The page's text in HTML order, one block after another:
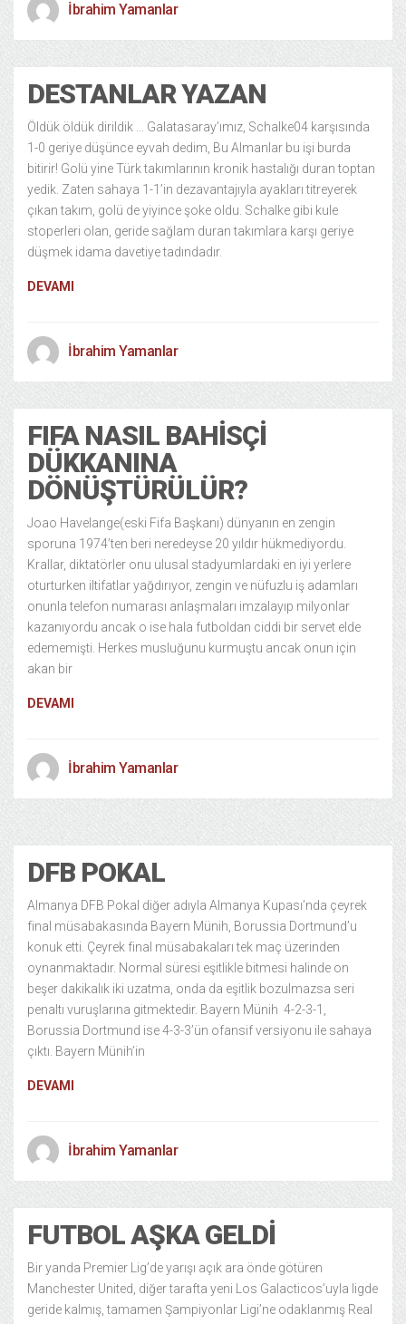
İbrahim Yamanlar
DESTANLAR YAZAN
Öldük öldük dirildik … Galatasaray’ımız, Schalke04 karşısında
1-0 geriye düşünce eyvah dedim, Bu Almanlar bu işi burda
bitirir! Golü yine Türk takımlarının kronik hastalığı duran toptan
yedik. Zaten sahaya 1-1’in dezavantajıyla ayakları titreyerek
çıkan takım, golü de yiyince şoke oldu. Schalke gibi kule
stoperleri olan, geride sağlam duran takımlara karşı geriye
düşmek idama davetiye tadındadır.
DEVAMI
İbrahim Yamanlar
FIFA NASIL BAHISÇI
DÜKKANINA
DÖNÜŞTÜRÜLÜR?
Joao Havelange(eski Fifa Başkanı) dünyanın en zengin
sporuna 1974’ten beri neredeyse 20 yıldır hükmediyordu.
Krallar, diktatörler onu ulusal stadyumlardaki en iyi yerlere
oturturken iltifatlar yağdırıyor, zengin ve nüfuzlu iş adamları
onunla telefon numarası anlaşmaları imzalayıp milyonlar
kazanıyordu ancak o ise hala futboldan ciddi bir servet elde
edememişti. Herkes musluğunu kurmuştu ancak onun için
akan bir
DEVAMI
İbrahim Yamanlar
Spor
DFB POKAL
Almanya DFB Pokal diğer adıyla Almanya Kupası’nda çeyrek
final müsabakasında Bayern Münih, Borussia Dortmund’u
konuk etti. Çeyrek final müsabakaları tek maç üzerinden
oynanmaktadır. Normal süresi eşitlikle bitmesi halinde on
beşer dakikalık iki uzatma, onda da eşitlik bozulmazsa seri
penaltı vuruşlarına gitmektedir. Bayern Münih 4-2-3-1,
Borussia Dortmund ise 4-3-3’ün ofansif versiyonu ile sahaya
çıktı. Bayern Münih’in
DEVAMI
İbrahim Yamanlar
FUTBOL AŞKA GELDI
Bir yanda Premier Lig’de yarışı açık ara önde götüren
Manchester United, diğer tarafta yeni Los Galacticos’uyla ligde
geride kalmış, tamamen Şampiyonlar Ligi’ne odaklanmış Real